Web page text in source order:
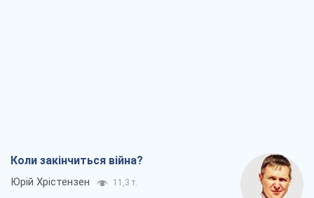
Коли закінчиться війна?
Юрій Хрістензен 11,3 т.